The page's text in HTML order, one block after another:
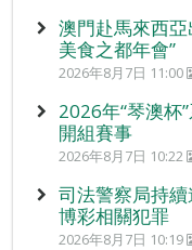
澳門赴馬來西
美食之都年會”
2026年8月7日 11:00
2026年“琴澳杯
開組賽事
2026年8月7日 10:22
司法警察局持
博彩相關犯罪
2026年8月7日 10:19